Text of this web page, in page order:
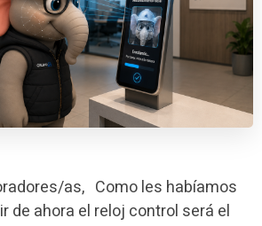
as, Como les habíamos
de ahora el reloj control será el